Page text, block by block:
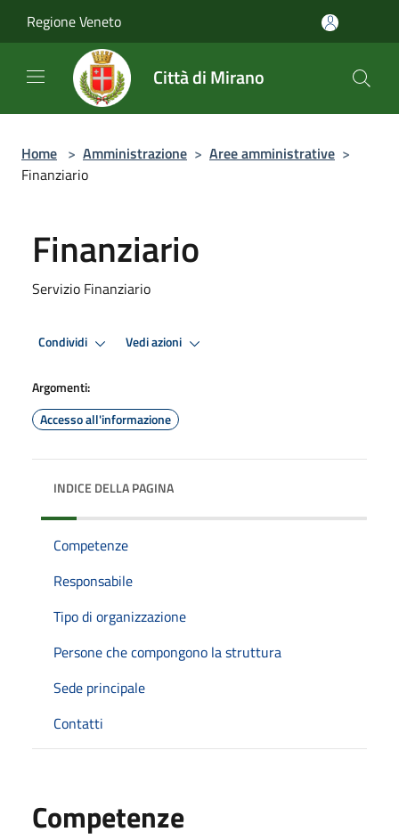
Regione Veneto
Città di Mirano
Home > Amministrazione > Aree amministrative >
Finanziario
Finanziario
Servizio Finanziario
Condividi Vedi azioni
Argomenti:
Accesso all'informazione
INDICE DELLA PAGINA
Competenze
Responsabile
Tipo di organizzazione
Persone che compongono la struttura
Sede principale
Contatti
Competenze